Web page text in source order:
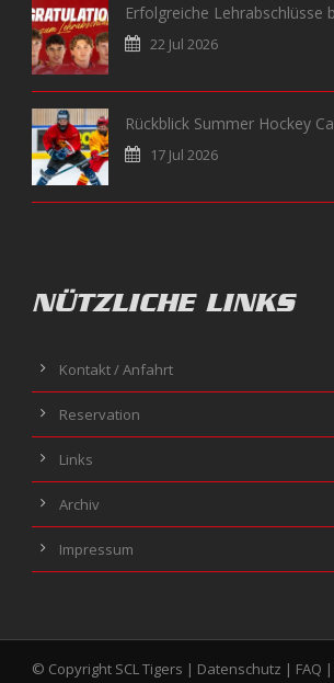
Erfolgreiche Lehrabschlüsse
22 Jul 2026
Rückblick Summer Hockey
17 Jul 2026
NÜTZLICHE LINKS
Kontakt / Anfahrt
Reservation
Links
Archiv
Impressum
© Copyright SCL Tigers | Datenschutz | FAQ |